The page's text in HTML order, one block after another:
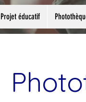
Projet éducatif